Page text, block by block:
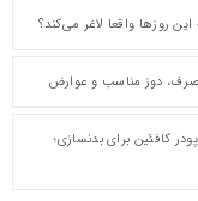
روزها واقعا لاغر می‌کند؟
مصرف، دوز مناسب و عوارض
پودر کافئین برای بدنسازی؛